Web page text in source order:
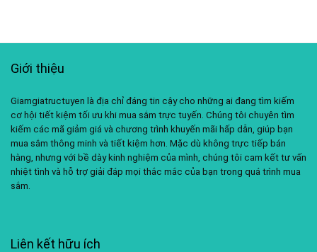
Giới thiệu
Giamgiatructuyen là địa chỉ đáng tin cậy cho những ai đang tìm kiếm
cơ hội tiết kiệm tối ưu khi mua sắm trực tuyến. Chúng tôi chuyên tìm
kiếm các mã giảm giá và chương trình khuyến mãi hấp dẫn, giúp bạn
mua sắm thông minh và tiết kiệm hơn. Mặc dù không trực tiếp bán
hàng, nhưng với bề dày kinh nghiệm của mình, chúng tôi cam kết tư vấn
nhiệt tình và hỗ trợ giải đáp mọi thắc mắc của bạn trong quá trình mua
sắm.
Liên kết hữu ích